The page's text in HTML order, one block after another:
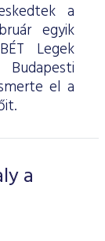
a
egyik
Legek
el a
a